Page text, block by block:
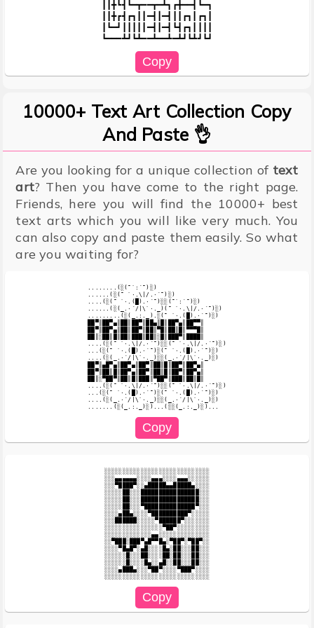
┃┃╋┗┫┗━┳━━┳━┻┓┏╋━━┫┗━┓
┃┃╋┏┫┏┓┃┃━┫┃━┫┃┃┏┓┃┏┓┃
┃┗━┛┃┃┃┃┃━┫┃━┫┗┫┏┓┃┃┃┃
10000+ Text Art Collection Copy
And Paste 👌
Are you looking for a unique collection of text
art? Then you have come to the right page.
Friends, here you will find the 10000+ best
text arts which you will like very much. You
can also copy and paste them easily. So what
are you waiting for?
........(░(¯`:´¯)░)
......(░(¯ `·.\|/.·´¯)░)
....(░(¯ `·.(█).·´¯)░░(¯`:´¯)░)
......(░(_.·´/|\`·._)(¯ `·.\|/.·´¯)░)
.........(░(_.:._).░(¯ `·.(█).·´¯)░)
██▀║██▀▄║██║██▀║██▄║█║██▀▄║██▀▀║
██▀║██▀▄║██║██▀║██║▀█║██║█║▀▀▀█║
██║░██║█║██║███║██║░█║███▀║████║
....(░(¯ `·.\|/.·´¯)░░(¯ `·.\|/.·´¯)░)
...(░(¯ `·.(█).·´¯)░(¯ `·.(█).·´¯)░)
....(░(_.·´/|\`·._)░░(_.·´/|\`·._)░)
██▀║▄█▀▄║██▀▄║██▀║██║█║██▀║██▀▄║
██▀║██║█║██▀▄║██▀║██║█║██▀║██▀▄║
██║░▀██▀║██║█║███║▀██▀║███║██║█║
....(░(¯ `·.\|/.·´¯)░░(¯ `·.\|/.·´¯)░)
...(░(¯ `·.(█).·´¯)░(¯ `·.(█).·´¯)░)
....(░(_.·´/|\`·._)░░(_.·´/|\`·._)░)
░░░░░░░░░░░░░░░░░░░░░░░░░░░░░
░░░▄▄▄▄▄▄░░░░▄▄▄░░░░▄▄▄░░░░░░
░░░▀████▀░░▄█████▄▄█████▄░░░░
░░░░░██░░░████████████████░░░
░░░░░██░░░████████████████░░░
░░░░░██░░░▀██████████████▀░░░
░░░░▄██▄░░░░▀██████████▀░░░░░
░░░██████░░░░░▀██████▀░░░░░░░
░░░░░░░░░░░░░░░░▀██▀░░░░░░░░░
░░░░░░░░░░░░░▄▄░░░░░░░░░░░░░░
░░▀███░███▀▄█▀▀█▄░▀██▀░▀██▀░░
░░░░▀█▄█▀░▄█░░░░█▄░██░░░██░░░
░░░░░░█░░░██░░░░██░██░░░██░░░
░░░░░░█░░░░█▄░░▄█░░██░░░██░░░
░░░░▄███▄░░░▀██▀░░░░▀███▀░░░░